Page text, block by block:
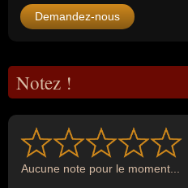
Demandez-nous
Notez !
Aucune note pour le moment...